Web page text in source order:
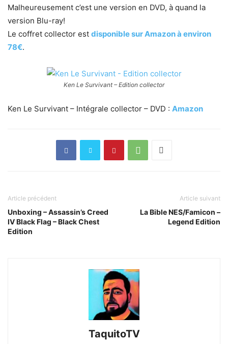
Malheureusement c’est une version en DVD, à quand la
version Blu-ray!
Le coffret collector est disponible sur Amazon à environ
78€.
Ken Le Survivant – Edition collector
Ken Le Survivant – Intégrale collector – DVD : Amazon
Article précédent
Unboxing – Assassin’s Creed
IV Black Flag – Black Chest
Edition
Article suivant
La Bible NES/Famicon –
Legend Edition
TaquitoTV